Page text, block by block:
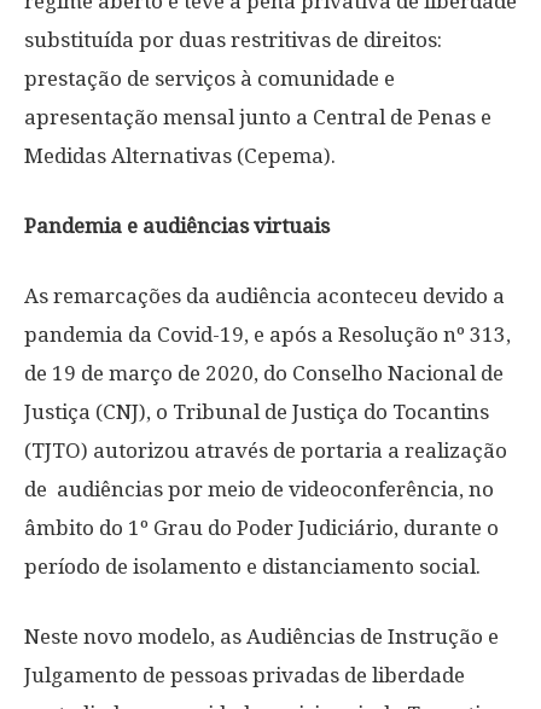
substituída por duas restritivas de direitos:
prestação de serviços à comunidade e
apresentação mensal junto a Central de Penas e
Medidas Alternativas (Cepema).
Pandemia e audiências virtuais
As remarcações da audiência aconteceu devido a
pandemia da Covid-19, e após a Resolução nº 313,
de 19 de março de 2020, do Conselho Nacional de
Justiça (CNJ), o Tribunal de Justiça do Tocantins
(TJTO) autorizou através de portaria a realização
de audiências por meio de videoconferência, no
âmbito do 1º Grau do Poder Judiciário, durante o
período de isolamento e distanciamento social.
Neste novo modelo, as Audiências de Instrução e
Julgamento de pessoas privadas de liberdade